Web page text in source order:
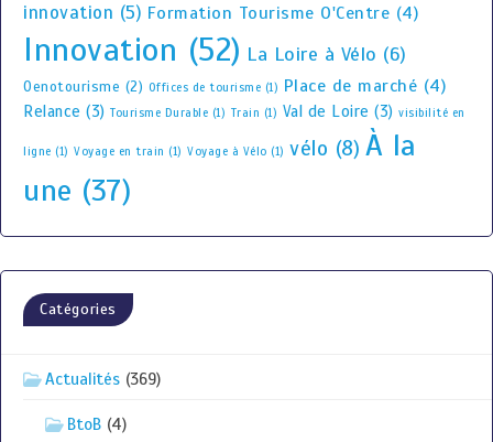
innovation (5) Formation Tourisme O'Centre (4)
Innovation (52) La Loire à Vélo (6)
Oenotourisme (2) Offices de tourisme (1) Place de marché (4)
Relance (3) Tourisme Durable (1) Train (1) Val de Loire (3) visibilité en
ligne (1) Voyage en train (1) Voyage à Vélo (1) vélo (8) À la
une (37)
Catégories
Actualités (369)
BtoB (4)